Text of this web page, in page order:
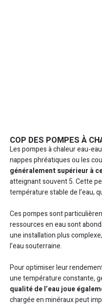
COP DES POMPES À
Les pompes à chaleur eau-
nappes phréatiques ou les
généralement supérieur à
atteignant souvent 5. Cette
température stable de l’eau,
Ces pompes sont
ressources en eau sont
une installation plus
l’eau souterraine.
Pour optimiser leur
une température constante,
qualité de l’eau joue
chargée en minéraux peut